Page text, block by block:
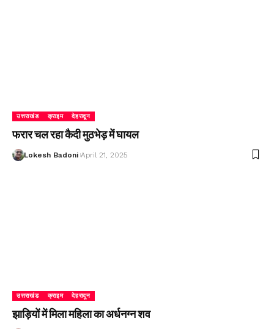
उत्तराखंड क्राइम देहरादून
फरार चल रहा कैदी मुठभेड़ में घायल
Lokesh Badoni April 21, 2025
उत्तराखंड क्राइम देहरादून
झाड़ियों में मिला महिला का अर्धनग्न शव